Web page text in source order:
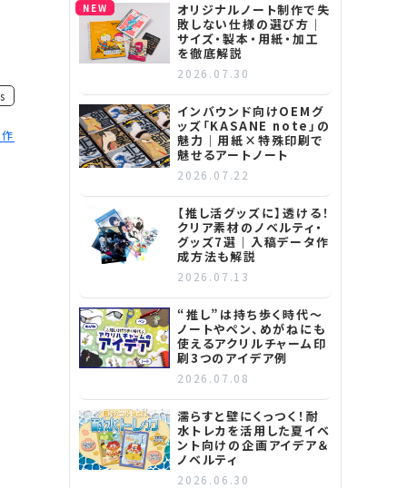
NEW
オリジナルノート制作で失
敗しない仕様の選び方｜
サイズ・製本・用紙・加工
を徹底解説
2026.07.30
インバウンド向けOEMグ
ッズ「KASANE note」の
魅力｜用紙×特殊印刷で
魅せるアートノート
2026.07.22
【推し活グッズに】透ける！
クリア素材のノベルティ・
グッズ7選｜入稿データ作
成方法も解説
2026.07.13
“推し”は持ち歩く時代～
ノートやペン、めがねにも
使えるアクリルチャーム印
刷3つのアイデア例
2026.07.08
濡らすと壁にくっつく！耐
水トレカを活用した夏イベ
ント向けの企画アイデア＆
ノベルティ
2026.06.30